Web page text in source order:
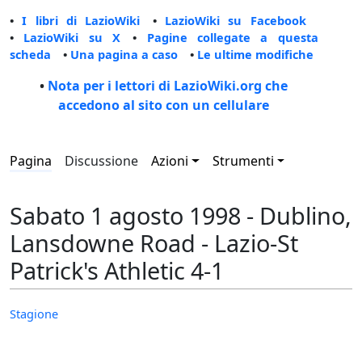
•I libri di LazioWiki • LazioWiki su Facebook
• LazioWiki su X • Pagine collegate a questa
scheda • Una pagina a caso • Le ultime modifiche
• Nota per i lettori di LazioWiki.org che
accedono al sito con un cellulare
Pagina Discussione Azioni Strumenti
Sabato 1 agosto 1998 - Dublino,
Lansdowne Road - Lazio-St
Patrick's Athletic 4-1
Stagione